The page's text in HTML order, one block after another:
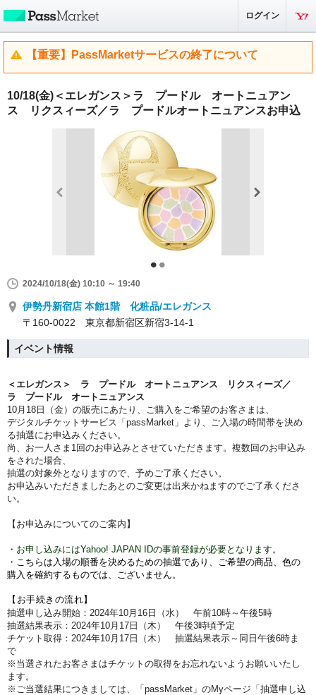
ログイン
【重要】PassMarketサービスの終了について
10/18(金)＜エレガンス＞ラ プードル オートニュアン
ス リクスィーズ／ラ プードルオートニュアンスお申込
2024/10/18(金) 10:10 ～ 19:40
伊勢丹新宿店 本館1階 化粧品/エレガンス
〒160-0022 東京都新宿区新宿3-14-1
イベント情報
＜エレガンス＞ ラ プードル オートニュアンス リクスィーズ／
ラ プードル オートニュアンス
10月18 日（金） の販売にあたり、ご購入をご希望のお客さまは、
デジタルチケットサービス「passMarket」より、ご入場の時間帯を決め
る抽選にお申込みください。
尚、お一人さま1回のお申込みとさせていただきます。複数回のお申込み
をされた場合、
抽選の対象外となりますので、予めご了承ください。
お申込みいただきましたあとのご変更は出来かねますのでご了承くださ
い。
【お申込みについてのご案内】
・お申し込みにはYahoo! JAPAN IDの事前登録が必要となります。
・こちらは入場の順番を決めるための抽選であり、ご希望の商品、色の
購入を確約するものでは、ございません。
【お手続きの流れ】
抽選申し込み開始：2024年10月16 日（水）
午前10時～午後5時
抽選結果表示：2024年10月17 日（木 ） 午後3時頃予定
チケット取得：2024年10月17 日（木 ） 抽選結果表示～同日 午後6時ま
で
※当選されたお客さまはチケットの取得をお忘れないようお願いいたし
ます。
※ご当選結果につきましては、「passMarket」のMyページ「抽選申し込